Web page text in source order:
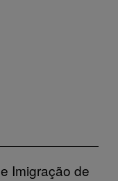
Imigração de